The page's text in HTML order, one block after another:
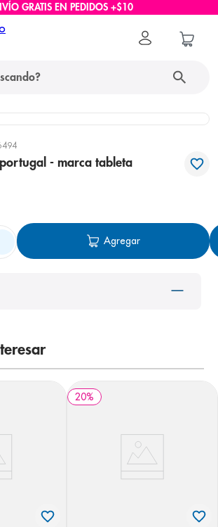
GRATIS EN PEDIDOS +$10
- marca tableta
Agregar
20%
buscados